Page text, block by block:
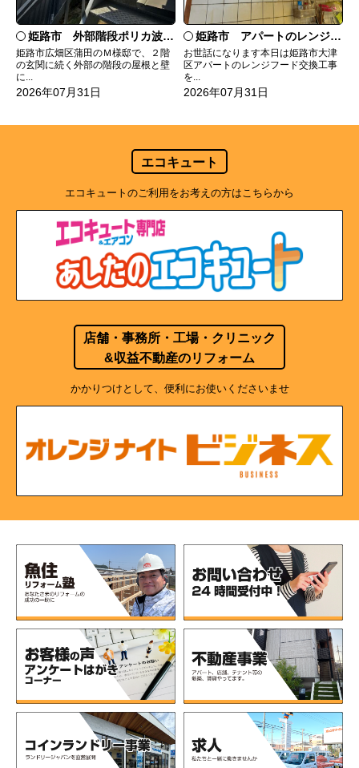
姫路市 外部階段ポリカ波板張替工事
姫路市広畑区蒲田のＭ様邸で、２階
の玄関に続く外部の階段の屋根と壁
に...
2026年07月31日
姫路市 アパートのレンジフード交換
お世話になります本日は姫路市大津
区アパートのレンジフード交換工事
を...
2026年07月31日
エコキュート
エコキュートのご利用をお考えの方はこちらから
店舗・事務所・工場・クリニック
&収益不動産のリフォーム
かかりつけとして、便利にお使いくださいませ